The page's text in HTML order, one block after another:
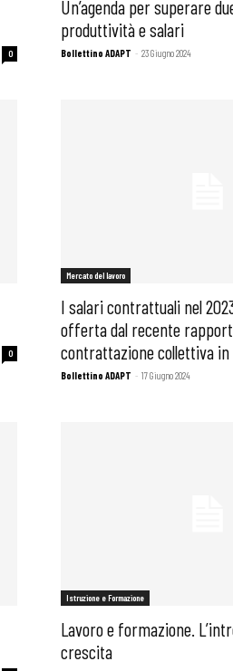
0
Un’agenda per superare
produttività e salari
Bollettino ADAPT - 23 Giugno 2024
0
Mercato del lavoro
I salari contrattuali nel
offerta dal recente
contrattazione collettiva
Bollettino ADAPT - 17 Giugno 2024
Istruzione e Formazione
Lavoro e formazione.
crescita